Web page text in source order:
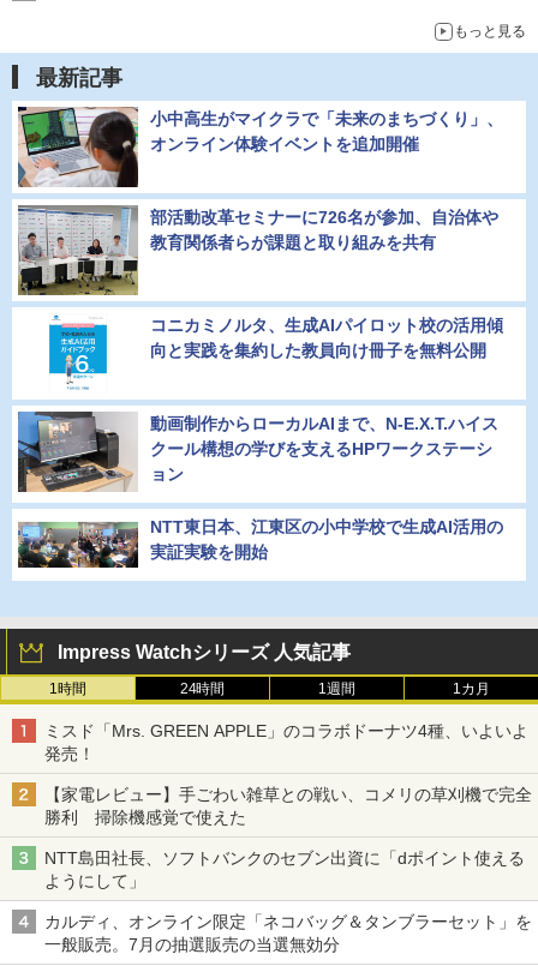
もっと見る
最新記事
小中高生がマイクラで「未来のまちづくり」、
オンライン体験イベントを追加開催
部活動改革セミナーに726名が参加、自治体や
教育関係者らが課題と取り組みを共有
コニカミノルタ、生成AIパイロット校の活用傾
向と実践を集約した教員向け冊子を無料公開
動画制作からローカルAIまで、N-E.X.T.ハイス
クール構想の学びを支えるHPワークステーシ
ョン
NTT東日本、江東区の小中学校で生成AI活用の
実証実験を開始
Impress Watchシリーズ 人気記事
1時間 24時間 1週間 1カ月
ミスド「Mrs. GREEN APPLE」のコラボドーナツ4種、いよいよ
発売！
【家電レビュー】手ごわい雑草との戦い、コメリの草刈機で完全
勝利 掃除機感覚で使えた
NTT島田社長、ソフトバンクのセブン出資に「dポイント使える
ようにして」
カルディ、オンライン限定「ネコバッグ＆タンブラーセット」を
一般販売。7月の抽選販売の当選無効分